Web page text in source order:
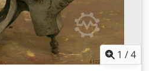
1 /4